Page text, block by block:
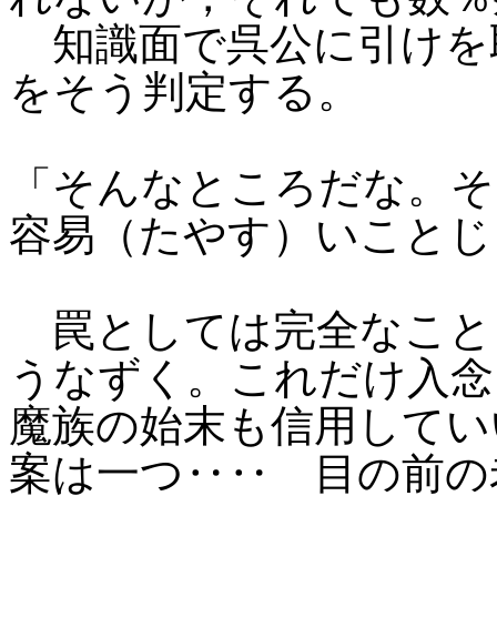
知識面で呉公に引け
をそう判定する。
「そんなところだな。
容易（たやす）いこと
罠としては完全なこ
うなずく。これだけ入
魔族の始末も信用して
案は一つ‥‥ 目の前の